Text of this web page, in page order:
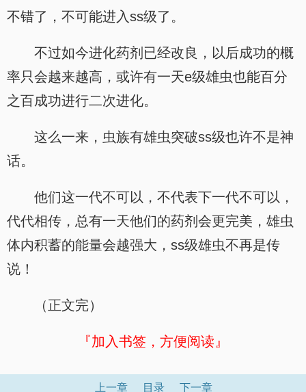
不错了，不可能进入ss级了。
不过如今进化药剂已经改良，以后成功的概
率只会越来越高，或许有一天e级雄虫也能百分
之百成功进行二次进化。
这么一来，虫族有雄虫突破ss级也许不是神
话。
他们这一代不可以，不代表下一代不可以，
代代相传，总有一天他们的药剂会更完美，雄虫
体内积蓄的能量会越强大，ss级雄虫不再是传
说！
（正文完）
『加入书签，方便阅读』
上一章 目录 下一章